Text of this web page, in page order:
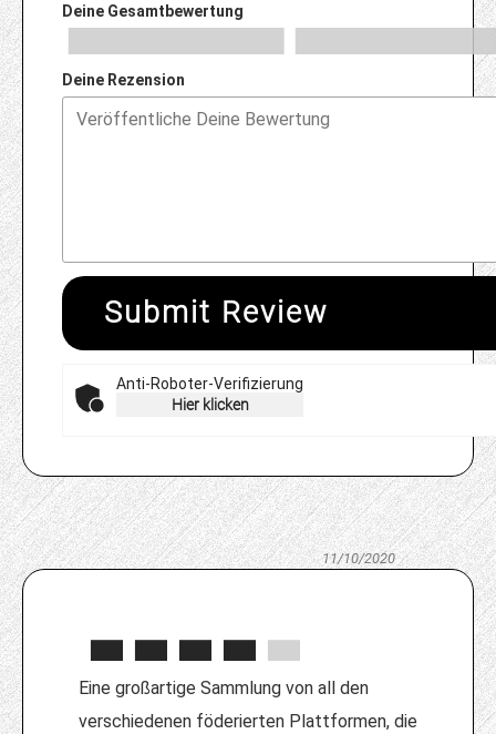
Deine Gesamtbewertung
Deine Rezension
Submit Review
Anti-Roboter-Verifizierung
Hier klicken
11/10/2020
Eine großartige Sammlung von all den
verschiedenen föderierten Plattformen, die